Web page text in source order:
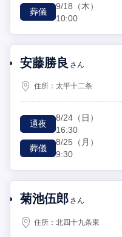
葬儀
9/18 （木）
10:00
安藤勝良 さん
住所：太平十二条
通夜
8/24 （日）
16:30
葬儀
8/25 （月）
9:30
菊池伍郎 さん
住所：北四十九条東